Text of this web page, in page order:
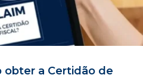
obter a Certidão de